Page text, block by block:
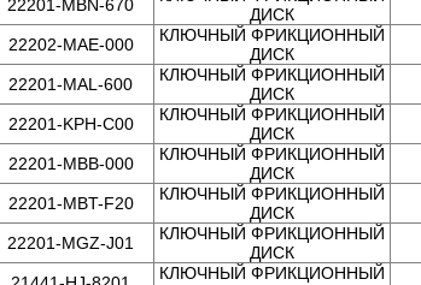
22201-MBN-670
ДИСК
22202-MAE-000
КЛЮЧНЫЙ ФРИКЦИОННЫЙ
ДИСК
22201-MAL-600
КЛЮЧНЫЙ ФРИКЦИОННЫЙ
ДИСК
22201-KPH-C00
КЛЮЧНЫЙ ФРИКЦИОННЫЙ
ДИСК
22201-MBB-000
КЛЮЧНЫЙ ФРИКЦИОННЫЙ
ДИСК
22201-MBT-F20
КЛЮЧНЫЙ ФРИКЦИОННЫЙ
ДИСК
22201-MGZ-J01
КЛЮЧНЫЙ ФРИКЦИОННЫЙ
ДИСК
КЛЮЧНЫЙ ФРИКЦИОННЫЙ